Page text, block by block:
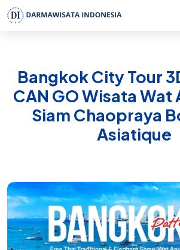
Bangkok City Tour
CAN GO Wisata Wat
Siam Chaopraya
Asiatique